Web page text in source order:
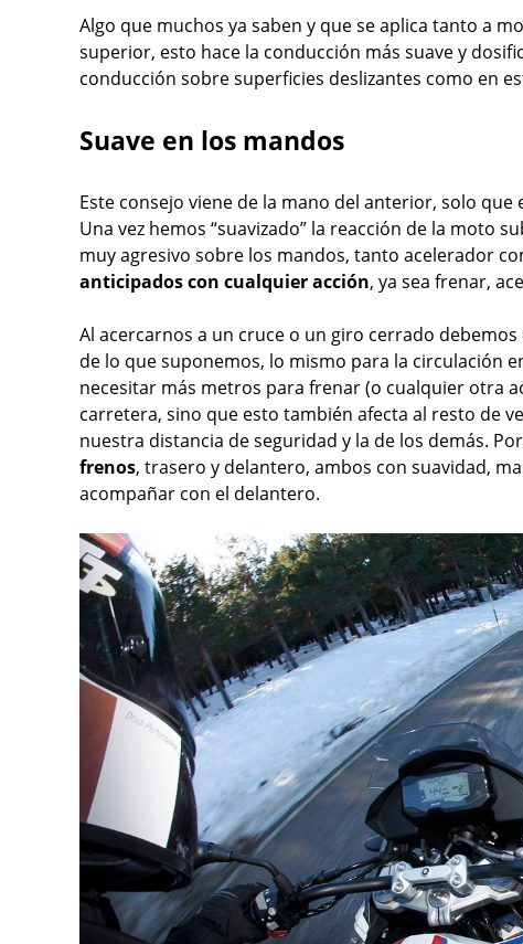
Algo que muchos ya saben y que se aplica tanto a
superior, esto hace la conducción más suave y
conducción sobre superficies deslizantes como en
Suave en los mandos
Este consejo viene de la mano del anterior, solo
Una vez hemos “suavizado” la reacción de la moto
muy agresivo sobre los mandos, tanto acelerador
anticipados con cualquier acción, ya sea frenar,
Al acercarnos a un cruce o un giro cerrado debemos
de lo que suponemos, lo mismo para la circulación
necesitar más metros para frenar (o cualquier otra
carretera, sino que esto también afecta al resto de
nuestra distancia de seguridad y la de los demás.
frenos, trasero y delantero, ambos con suavidad,
acompañar con el delantero.